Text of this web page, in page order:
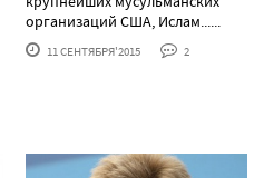
организаций США, Ислам......
11 СЕНТЯБРЯ'2015 2